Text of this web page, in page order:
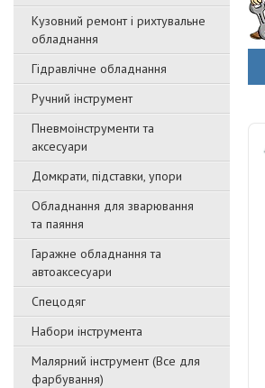
Кузовний ремонт і рихтувальне
обладнання
Гідравлічне обладнання
Ручний інструмент
Пневмоінструменти та
аксесуари
Домкрати, підставки, упори
Обладнання для зварювання
та паяння
Гаражне обладнання та
автоаксесуари
Спецодяг
Набори інструмента
Малярний інструмент (Все для
фарбування)